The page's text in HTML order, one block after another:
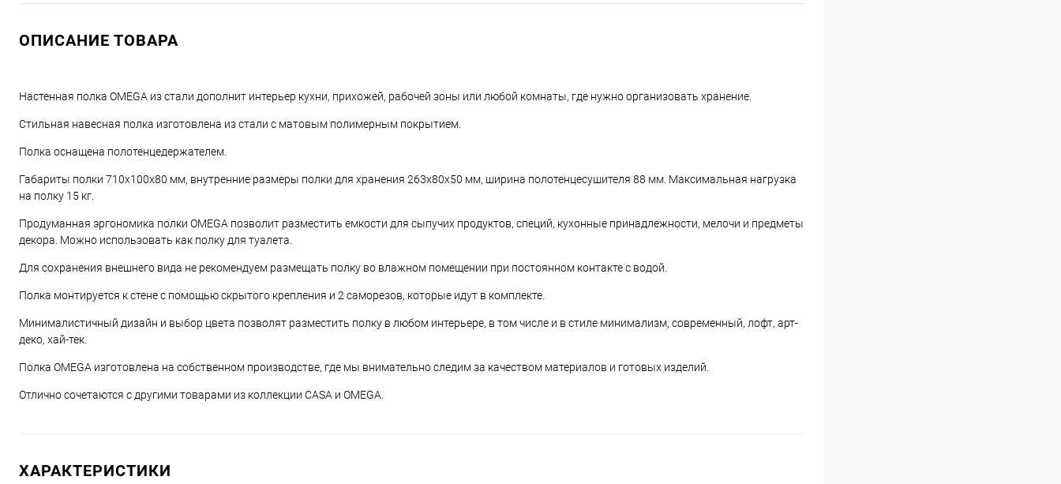
ОПИСАНИЕ ТОВАРА
Настенная полка OMEGA из стали дополнит интерьер кухни, прихожей, рабочей зоны или любой комнаты, где нужно организовать хранение.
Стильная навесная полка изготовлена из стали с матовым полимерным покрытием.
Полка оснащена полотенцедержателем.
Габариты полки 710х100х80 мм, внутренние размеры полки для хранения 263х80х50 мм, ширина полотенцесушителя 88 мм. Максимальная нагрузка
на полку 15 кг.
Продуманная эргономика полки OMEGA позволит разместить емкости для сыпучих продуктов, специй, кухонные принадлежности, мелочи и предметы
декора. Можно использовать как полку для туалета.
Для сохранения внешнего вида не рекомендуем размещать полку во влажном помещении при постоянном контакте с водой.
Полка монтируется к стене с помощью скрытого крепления и 2 саморезов, которые идут в комплекте.
Минималистичный дизайн и выбор цвета позволят разместить полку в любом интерьере, в том числе и в стиле минимализм, современный, лофт, арт-
деко, хай-тек.
Полка OMEGA изготовлена на собственном производстве, где мы внимательно следим за качеством материалов и готовых изделий.
Отлично сочетаются с другими товарами из коллекции CASA и OMEGA.
ХАРАКТЕРИСТИКИ